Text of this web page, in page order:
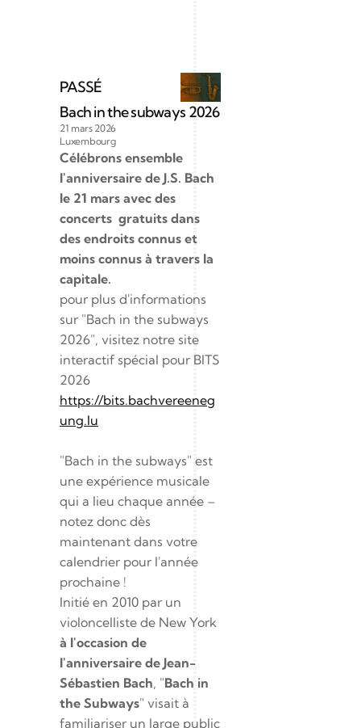
PASSÉ
Bach in the subways 2026
21 mars 2026
Luxembourg
Célébrons ensemble
l'anniversaire de J.S. Bach
le 21 mars avec des
concerts  gratuits dans
des endroits connus et
moins connus à travers la
capitale.
pour plus d'informations
sur "Bach in the subways
2026", visitez notre site
interactif spécial pour BITS
2026
https://bits.bachvereeneg
ung.lu
"Bach in the subways" est
une expérience musicale
qui a lieu chaque année –
notez donc dès
maintenant dans votre
calendrier pour l'année
prochaine !
Initié en 2010 par un
à l'occasion de
l'anniversaire de Jean-
Sébastien Bach, "Bach in
the Subways" visait à
familiariser un large public